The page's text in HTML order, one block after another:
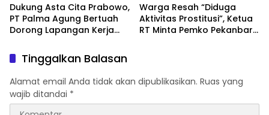
Dukung Asta Cita Prabowo,
PT Palma Agung Bertuah
Dorong Lapangan Kerja
Warga Resah “Diduga
Aktivitas Prostitusi”, Ketua
RT Minta Pemko Pekanbaru
Tinggalkan Balasan
Alamat email Anda tidak akan dipublikasikan. Ruas yang
wajib ditandai *